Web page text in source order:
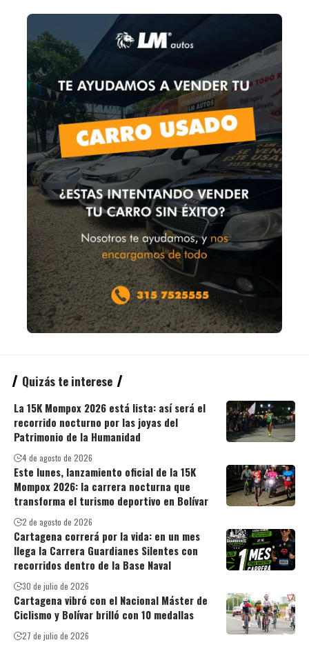
Quizás te interese
La 15K Mompox 2026 está lista: así será el
recorrido nocturno por las joyas del
Patrimonio de la Humanidad
4 de agosto de 2026
Este lunes, lanzamiento oficial de la 15K
Mompox 2026: la carrera nocturna que
transforma el turismo deportivo en Bolívar
2 de agosto de 2026
Cartagena correrá por la vida: en un mes
llega la Carrera Guardianes Silentes con
recorridos dentro de la Base Naval
30 de julio de 2026
Cartagena vibró con el Nacional Máster de
Ciclismo y Bolívar brilló con 10 medallas
27 de julio de 2026